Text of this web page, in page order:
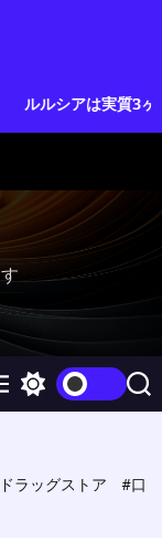
のお試しができる育
w
h
S
e
h
ラッグストア
#口